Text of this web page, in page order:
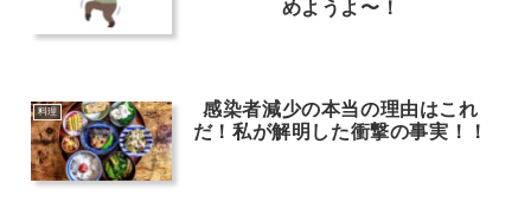
めようよ〜！
料理
感染者減少の本当の理由はこれ
だ！私が解明した衝撃の事実！！